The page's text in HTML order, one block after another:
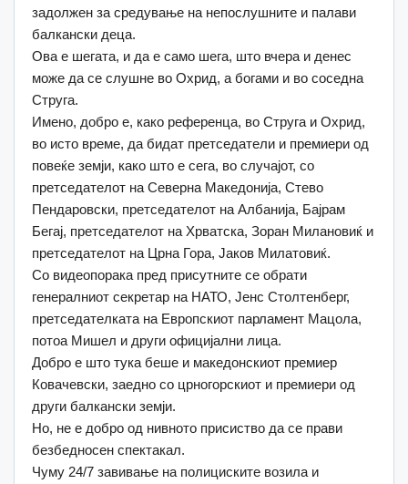
задолжен за средување на непослушните и палави
балкански деца.
Ова е шегата, и да е само шега, што вчера и денес
може да се слушне во Охрид, а богами и во соседна
Струга.
Имено, добро е, како референца, во Струга и Охрид,
во исто време, да бидат претседатели и премиери од
повеќе земји, како што е сега, во случајот, со
претседателот на Северна Македонија, Стево
Пендаровски, претседателот на Албанија, Бајрам
Бегај, претседателот на Хрватска, Зоран Милановиќ и
претседателот на Црна Гора, Јаков Милатовиќ.
Со видеопорака пред присутните се обрати
генералниот секретар на НАТО, Јенс Столтенберг,
претседателката на Европскиот парламент Мацола,
потоа Мишел и други официјални лица.
Добро е што тука беше и македонскиот премиер
Ковачевски, заедно со црногорскиот и премиери од
други балкански земји.
Но, не е добро од нивното присиство да се прави
безбедносен спектакал.
Чуму 24/7 завивање на полициските возила и